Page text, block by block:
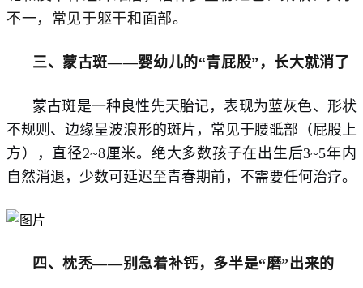
不一，常见于躯干和面部。
三、蒙古斑——婴幼儿的“青屁股”，长大就消了
蒙古斑是一种良性先天胎记，表现为蓝灰色、形状
不规则、边缘呈波浪形的斑片，常见于腰骶部（屁股上
方），直径2~8厘米。绝大多数孩子在出生后3~5年内
自然消退，少数可延迟至青春期前，不需要任何治疗。
四、枕秃——别急着补钙，多半是“磨”出来的